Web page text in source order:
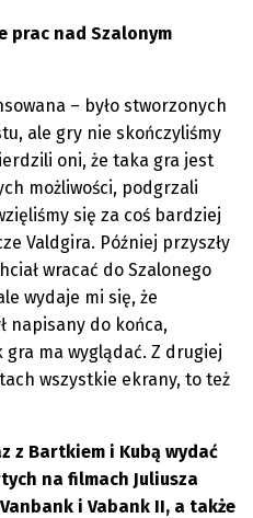
prac nad Szalonym
– było stworzonych
ale gry nie skończyliśmy
oni, że taka gra jest
możliwości, podgrzali
się za coś bardziej
Valdgira. Później przyszły
wracać do Szalonego
wydaje mi się, że
napisany do końca,
ma wyglądać. Z drugiej
wszystkie ekrany, to też
z Bartkiem i Kubą wydać
na filmach Juliusza
i Vabank II, a także